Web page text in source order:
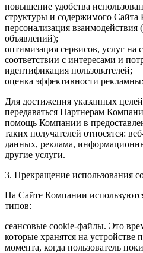
повышение удобства
структуры и содержимого Сайта
персонализация взаимодействия
объявлений);
оптимизация сервисов, услуг на
соответствии с интересами и
идентификация пользователей;
оценка эффективности
Для достижения указанных
передаваться Партнерам
помощь Компании в
таких получателей относятся:
данных, реклама,
другие услуги.
3. Прекращение использования
На Сайте Компании
типов:
сеансовые cookie-файлы. Это
которые хранятся на устройстве
момента, когда пользователь